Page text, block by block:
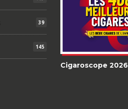
39
145
Cigaroscope 2026